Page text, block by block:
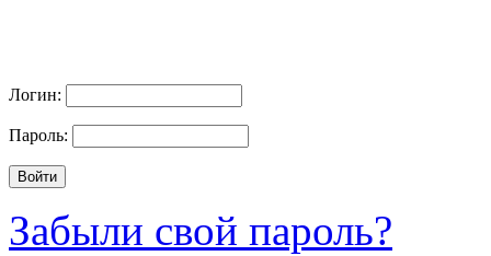
Логин:
Пароль:
Забыли свой пароль?